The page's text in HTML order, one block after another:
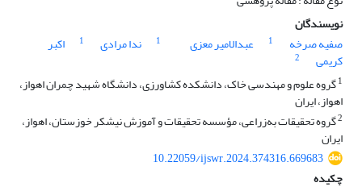
نویسندگان
صفیه صرخه
1 عبدالامیر معزی 1 ندا مرادی 1 اکبر
کریمی
2
1گروه علوم و مهندسی خاک، دانشکده کشاورزی، دانشگاه شهید چمران اهواز،
اهواز، ایران
2گروه تحقیقات به‌زراعی، مؤسسه تحقیقات و آموزش نیشکر خوزستان، اهواز،
ایران
10.22059/ijswr.2024.374316.669683
چکیده